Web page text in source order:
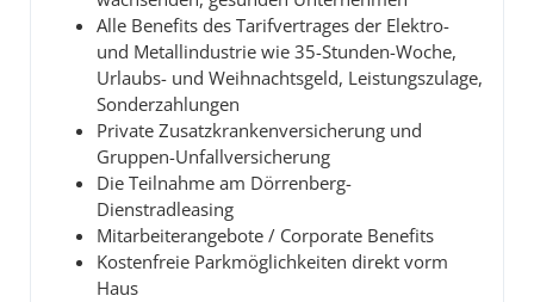
Alle Benefits des Tarifvertrages der Elektro-
und Metallindustrie wie 35-Stunden-Woche,
Urlaubs- und Weihnachtsgeld, Leistungszulage,
Sonderzahlungen
Private Zusatzkrankenversicherung und
Gruppen-Unfallversicherung
Die Teilnahme am Dörrenberg-
Dienstradleasing
Mitarbeiterangebote / Corporate Benefits
Kostenfreie Parkmöglichkeiten direkt vorm
Haus